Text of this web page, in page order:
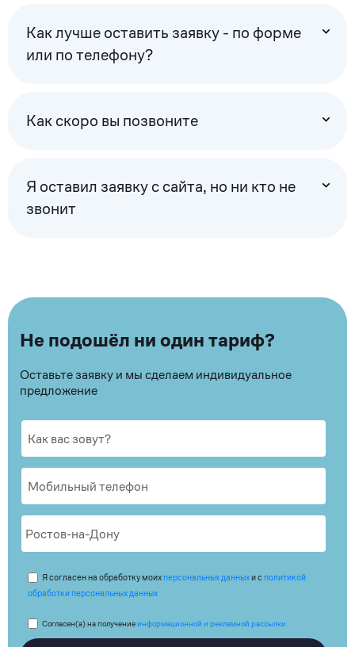
Как лучше оставить заявку - по форме
или по телефону?
Как скоро вы позвоните
Я оставил заявку с сайта, но ни кто не
звонит
Не подошёл ни один тариф?
Оставьте заявку и мы сделаем индивидуальное
предложение
Я согласен на обработку моих персональных данныхи с политикой
обработки персональных данных
Согласен(а) на получениеинформационной и рекламной рассылки